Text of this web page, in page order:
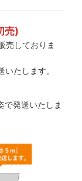
売)
売しておりま
たします。
で発送いたしま